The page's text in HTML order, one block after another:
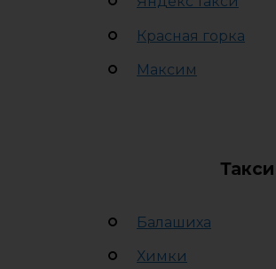
Красная горка
Максим
Балашиха
Химки